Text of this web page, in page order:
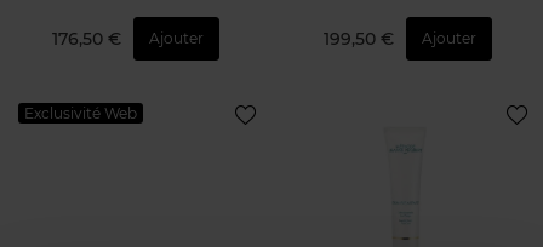
176,50 € Ajouter 199,50 € Ajouter
Exclusivité Web